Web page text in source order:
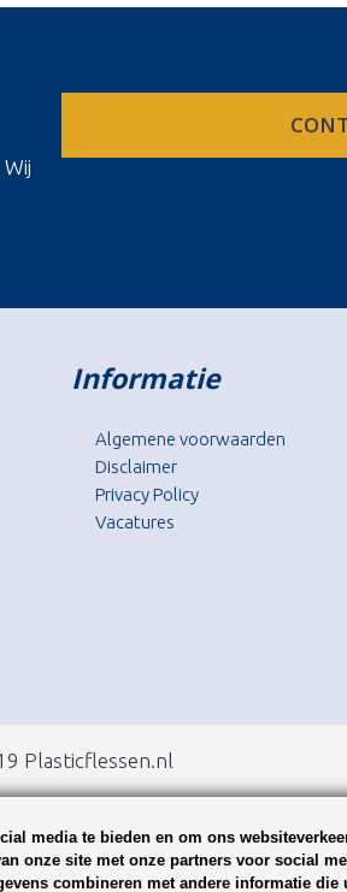
Informatie
Algemene voorwaarden
Disclaimer
Privacy Policy
Vacatures
Plasticflessen.nl
media te bieden en om ons
onze site met onze partners voor social
combineren met andere informatie die